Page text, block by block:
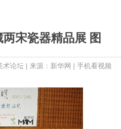
宋瓷器精品展 图
术论坛| 来源：新华网 | 手机看视频